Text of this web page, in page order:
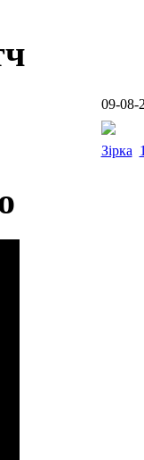
09-08-
Зірка